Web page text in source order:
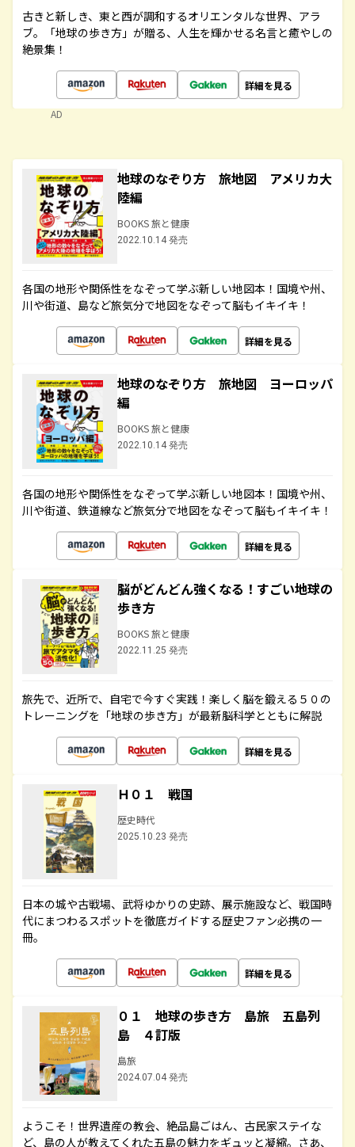
古きと新しき、東と西が調和するオリエンタルな世界、アラ
ブ。「地球の歩き方」が贈る、人生を輝かせる名言と癒やしの
絶景集！
詳細を見る
AD
地球のなぞり方 旅地図 アメリカ大
陸編
BOOKS 旅と健康
2022.10.14 発売
各国の地形や関係性をなぞって学ぶ新しい地図本！国境や州、
川や街道、島など旅気分で地図をなぞって脳もイキイキ！
詳細を見る
地球のなぞり方 旅地図 ヨーロッパ
編
BOOKS 旅と健康
2022.10.14 発売
各国の地形や関係性をなぞって学ぶ新しい地図本！国境や州、
川や街道、鉄道線など旅気分で地図をなぞって脳もイキイキ！
詳細を見る
脳がどんどん強くなる！すごい地球の
歩き方
BOOKS 旅と健康
2022.11.25 発売
旅先で、近所で、自宅で今すぐ実践！楽しく脳を鍛える５０の
トレーニングを「地球の歩き方」が最新脳科学とともに解説
詳細を見る
Ｈ０１ 戦国
歴史時代
2025.10.23 発売
日本の城や古戦場、武将ゆかりの史跡、展示施設など、戦国時
代にまつわるスポットを徹底ガイドする歴史ファン必携の一
冊。
詳細を見る
０１ 地球の歩き方 島旅 五島列
島 ４訂版
島旅
2024.07.04 発売
ようこそ！世界遺産の教会、絶品島ごはん、古民家ステイな
ど、島の人が教えてくれた五島の魅力をギュッと凝縮。さあ、